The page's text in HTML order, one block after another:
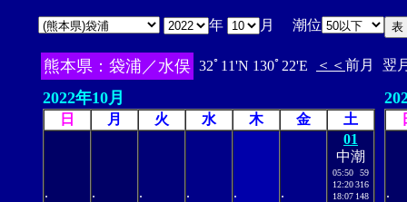
年 月 潮位
熊本県：袋浦／水俣 32ﾟ11'N 130ﾟ22'E ＜＜ 前月 翌
2022年10月
日 月 火 水 木 金 土
. . . . . .
01
中潮
05:50
59
12:20316
18:07 148
.